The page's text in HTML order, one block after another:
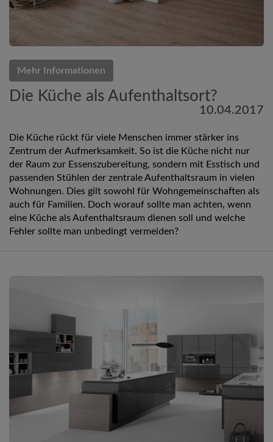
Mehr Informationen
Die Küche als Aufenthaltsort?
10.04.2017
Die Küche rückt für viele Menschen immer stärker ins
Zentrum der Aufmerksamkeit. So ist die Küche nicht nur
der Raum zur Essenszubereitung, sondern mit Esstisch und
passenden Stühlen der zentrale Aufenthaltsraum in vielen
Wohnungen. Dies gilt sowohl für Wohngemeinschaften als
auch für Familien. Doch worauf sollte man achten, wenn
eine Küche als Aufenthaltsraum dienen soll und welche
Fehler sollte man unbedingt vermeiden?